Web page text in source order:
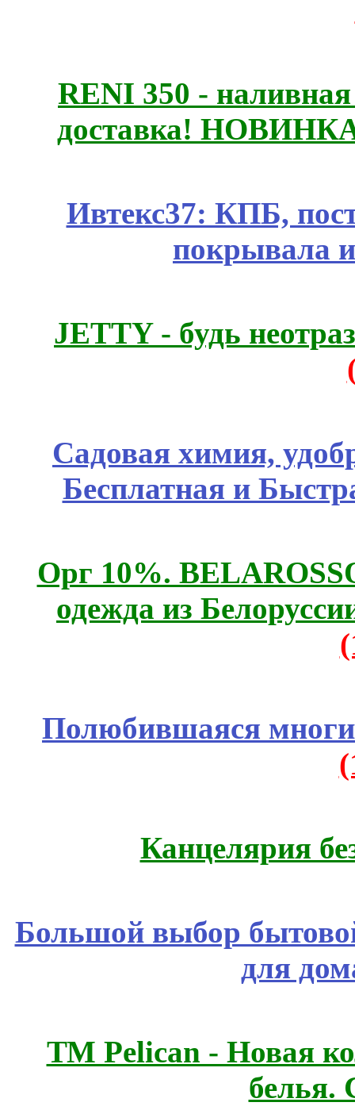
RENI 350 -
доставка!
Ивтекс37: КПБ,
покрывала
JETTY - будь
Садовая химия,
Бесплатная и
Орг 10%.
одежда из
Полюбившаяся
Канцелярия
Большой выбор
для
ТМ Pelican - Новая
белья.